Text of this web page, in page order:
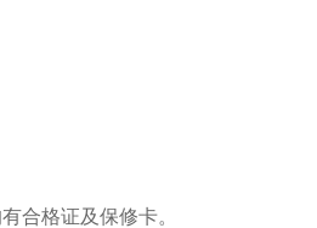
合格证及保修卡。